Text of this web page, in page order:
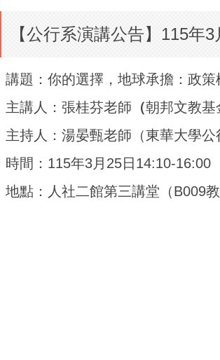
【公行系演講公告】115年
講題： 你的選擇，地球承擔：政
主講人： 張桂芬老師 （朝邦文教基
主持人：湯晏甄老師 （東華大學公
時間： 115年3月25日14:10-16:00
地點：人社二館第三講堂（B009教